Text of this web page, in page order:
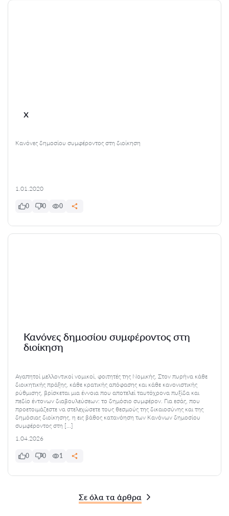
x
Κανόνες δημοσίου συμφέροντος στη διοίκηση
1.01.2020
0 0 0
Κανόνες δημοσίου συμφέροντος στη
διοίκηση
Αγαπητοί μελλοντικοί νομικοί, φοιτητές της Νομικής, Στον πυρήνα κάθε
διοικητικής πράξης, κάθε κρατικής απόφασης και κάθε κανονιστικής
ρύθμισης, βρίσκεται μια έννοια που αποτελεί ταυτόχρονα πυξίδα και
πεδίο έντονων διαβουλεύσεων: το δημόσιο συμφέρον. Για εσάς, που
προετοιμάζεστε να στελεχώσετε τους θεσμούς της δικαιοσύνης και της
δημόσιας διοίκησης, η εις βάθος κατανόηση των Κανόνων δημοσίου
συμφέροντος στη […]
1.04.2026
0 0 1
Σε όλα τα άρθρα